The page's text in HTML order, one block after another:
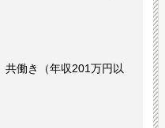
共働き（年収201万円以